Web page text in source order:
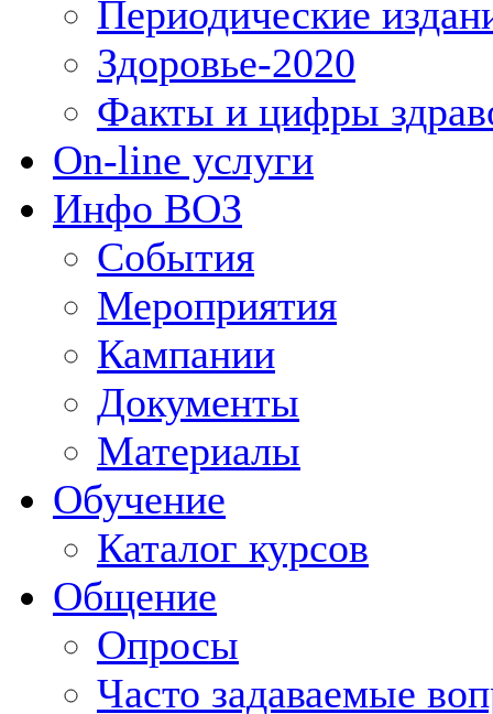
Периодические
Здоровье-2020
Факты и цифры
On-line услуги
Инфо ВОЗ
События
Мероприятия
Кампании
Документы
Материалы
Обучение
Каталог курсов
Общение
Опросы
Часто задаваемые